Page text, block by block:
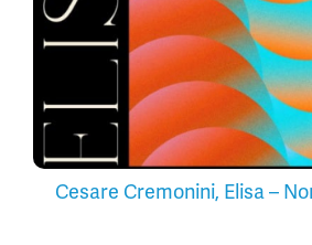
Cesare Cremonini, Elisa –